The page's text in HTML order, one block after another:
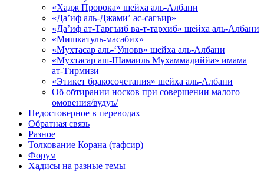
«Хадж Пророка» шейха аль-Албани
«Да’иф аль-Джами’ ас-сагъир»
«Да’иф ат-Таргъиб ва-т-тархиб» шейха аль-Албани
«Мишкатуль-масабих»
«Мухтасар аль-‘Улювв» шейха аль-Албани
«Мухтасар аш-Шамаиль Мухаммадиййа» имама
ат-Тирмизи
«Этикет бракосочетания» шейха аль-Албани
Об обтирании носков при совершении малого
омовения/вудуъ/
Недостоверное в переводах
Обратная связь
Разное
Толкование Корана (тафсир)
Форум
Хадисы на разные темы